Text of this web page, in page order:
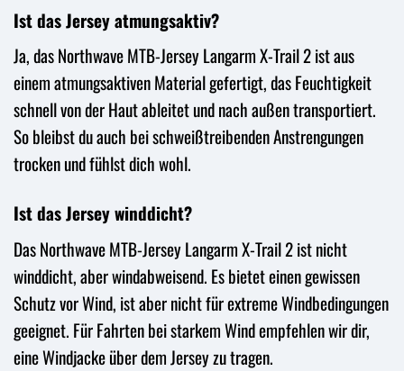
Ist das Jersey atmungsaktiv?
Ja, das Northwave MTB-Jersey Langarm X-Trail 2 ist aus
einem atmungsaktiven Material gefertigt, das Feuchtigkeit
schnell von der Haut ableitet und nach außen transportiert.
So bleibst du auch bei schweißtreibenden Anstrengungen
trocken und fühlst dich wohl.
Ist das Jersey winddicht?
Das Northwave MTB-Jersey Langarm X-Trail 2 ist nicht
winddicht, aber windabweisend. Es bietet einen gewissen
Schutz vor Wind, ist aber nicht für extreme Windbedingungen
geeignet. Für Fahrten bei starkem Wind empfehlen wir dir,
eine Windjacke über dem Jersey zu tragen.